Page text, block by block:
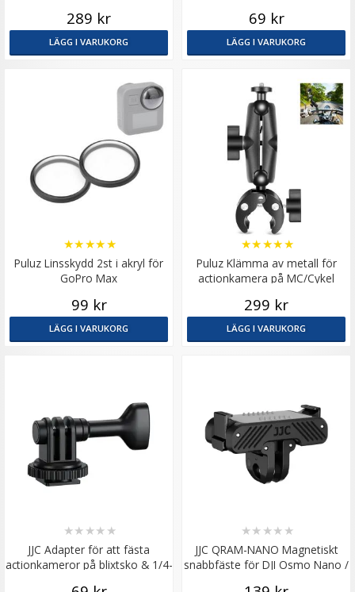
metall
289 kr
LÄGG I VARUKORG
69 kr
LÄGG I VARUKORG
Puluz Linsskydd 2st i akryl för
GoPro Max
★★★★★
99 kr
LÄGG I VARUKORG
Puluz Klämma av metall för
actionkamera på MC/Cykel
★★★★★
299 kr
LÄGG I VARUKORG
JJC Adapter för att fästa
actionkameror på blixtsko & 1/4-
★★ ★★ ★
JJC QRAM-NANO Magnetiskt
snabbfäste för DJI Osmo Nano /
★★ ★★ ★